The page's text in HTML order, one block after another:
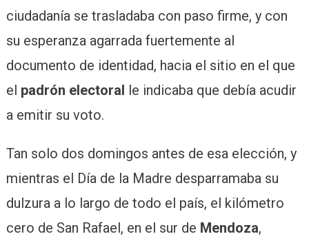
ciudadanía se trasladaba con paso firme, y con
su esperanza agarrada fuertemente al
documento de identidad, hacia el sitio en el que
el padrón electoral le indicaba que debía acudir
a emitir su voto.
Tan solo dos domingos antes de esa elección, y
mientras el Día de la Madre desparramaba su
dulzura a lo largo de todo el país, el kilómetro
cero de San Rafael, en el sur de Mendoza,